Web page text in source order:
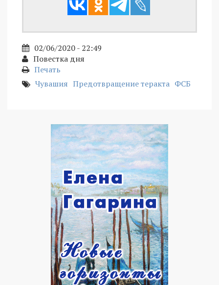
02/06/2020 - 22:49
Повестка дня
Печать
Чувашия Предотвращение теракта ФСБ